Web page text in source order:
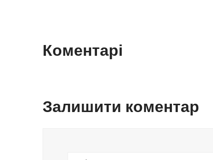
Коментарі
Залишити коментар